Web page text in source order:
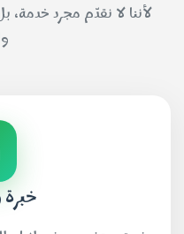
لأننا لا نقدّم مجرد خدمة،
خبرة